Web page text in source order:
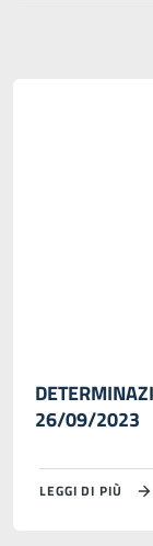
26/09/2023
LEGGI DI PIÙ